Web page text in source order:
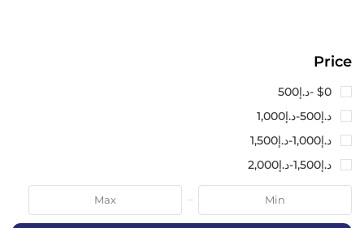
Price
$0 - د.إ500
د.إ500
-د.إ1,000
د.إ1,000
-د.إ1,500
د.إ1,500
-د.إ2,000